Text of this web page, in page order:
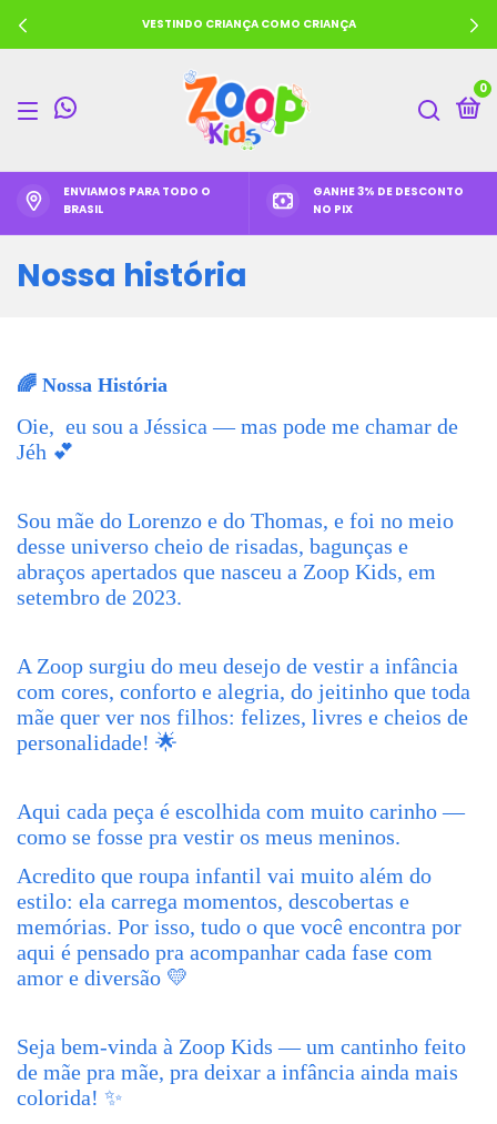
VESTINDO CRIANÇA COMO CRIANÇA
0
ENVIAMOS PARA TODO O
BRASIL
GANHE 3% DE DESCONTO
NO PIX
Nossa história
🌈 Nossa História
Oie, eu sou a Jéssica — mas pode me chamar de
Jéh 💕
Sou mãe do Lorenzo e do Thomas, e foi no meio
desse universo cheio de risadas, bagunças e
abraços apertados que nasceu a Zoop Kids, em
setembro de 2023.
A Zoop surgiu do meu desejo de vestir a infância
com cores, conforto e alegria, do jeitinho que toda
mãe quer ver nos filhos: felizes, livres e cheios de
personalidade! 🌟
Aqui cada peça é escolhida com muito carinho —
como se fosse pra vestir os meus meninos.
Acredito que roupa infantil vai muito além do
estilo: ela carrega momentos, descobertas e
memórias. Por isso, tudo o que você encontra por
aqui é pensado pra acompanhar cada fase com
amor e diversão 💛
Seja bem-vinda à Zoop Kids — um cantinho feito
de mãe pra mãe, pra deixar a infância ainda mais
colorida! ✨